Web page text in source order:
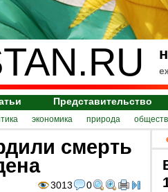
Представительство
экономика природа
смерть
3013 0